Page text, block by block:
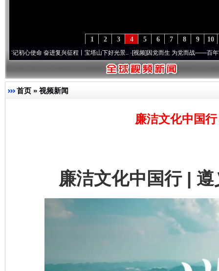
10
9
8
7
6
5
4
3
2
1
使命 奋进复兴征程丨宝塔山下好光景..·[视频]因党而生 为党而战——百年“纪”事⑧加
首页 » 视频新闻
廉洁文化中国
廉洁文化中国行 | 遵